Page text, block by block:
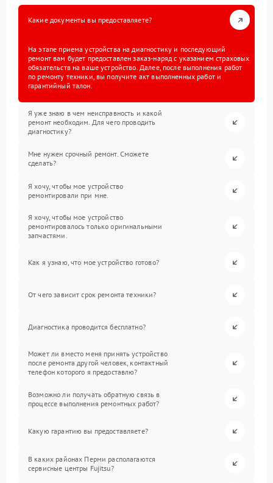
Какие документы вы предоставляете?
На этапе приема устройства на диагностику и последующий
ремонт вам будет предоставлен заказ-наряд с указанием страховых
обязательств на ваше устройство. Далее, после выполнения работ
по ремонту техники, вы получите акт выполненных работ и
гарантийный талон.
Я уже знаю в чем неисправность и какой
ремонт необходим. Для чего проводить
диагностику?
Мне нужен срочный ремонт. Сможете
сделать?
Я хочу, чтобы мое устройство
ремонтировали при мне.
Я хочу, чтобы мое устройство
ремонтировалось только оригинальными
запчастями.
Как я узнаю, что мое устройство готово?
От чего зависит срок ремонта техники?
Диагностика проводится бесплатно?
Может ли вместо меня принять устройство
после ремонта другой человек, контактный
телефон которого я предоставлю?
Возможно ли получать обратную связь в
процессе выполнения ремонтных работ?
Какую гарантию вы предоставляете?
В каких районах Перми располагаются
сервисные центры Fujitsu?